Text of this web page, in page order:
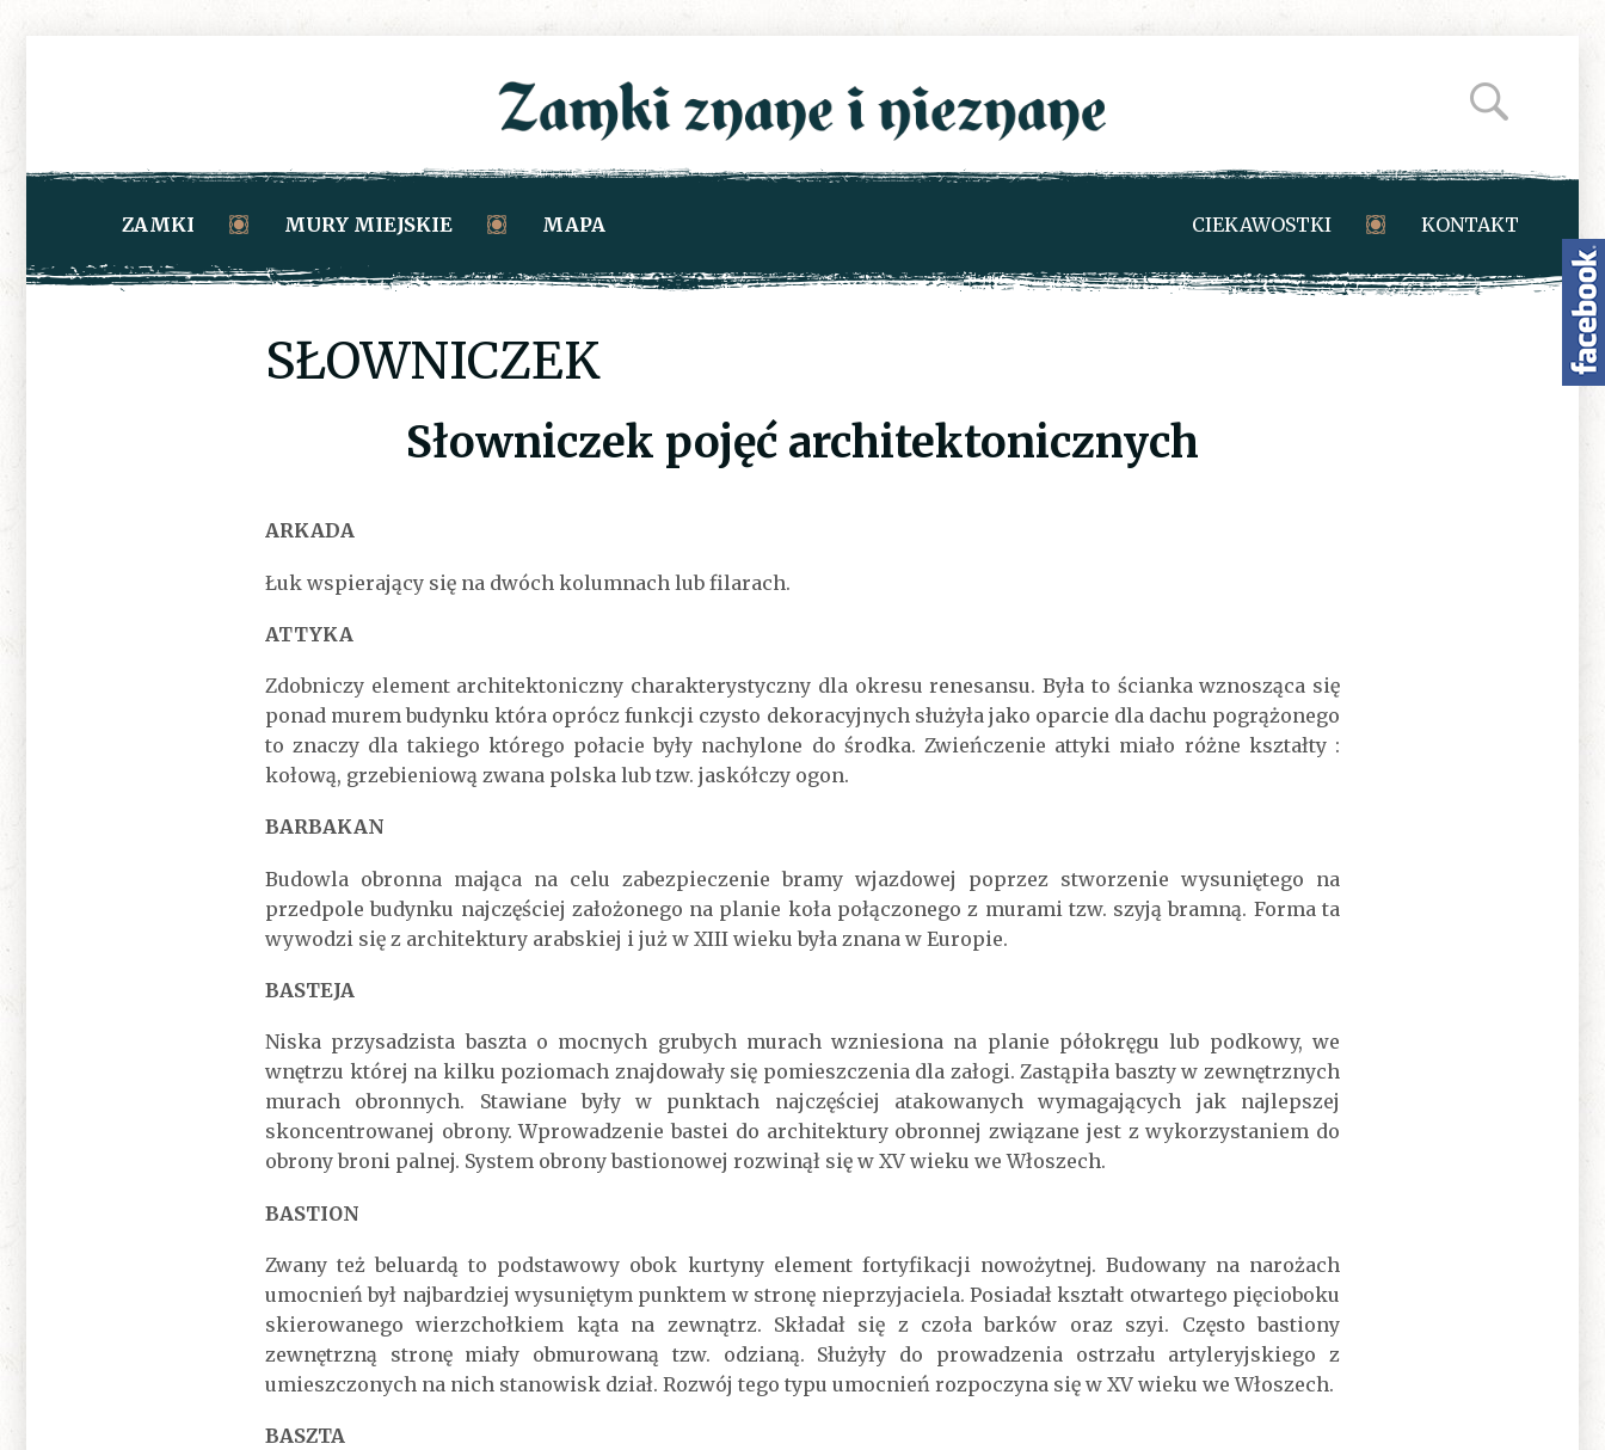
ZAMKI MURY MIEJSKIE MAPA CIEKAWOSTKI KONTAKT
SŁOWNICZEK
Słowniczek pojęć architektonicznych
ARKADA
Łuk wspierający się na dwóch kolumnach lub filarach.
ATTYKA
Zdobniczy element architektoniczny charakterystyczny dla okresu renesansu. Była to ścianka wznosząca się
ponad murem budynku która oprócz funkcji czysto dekoracyjnych służyła jako oparcie dla dachu pogrążonego
to znaczy dla takiego którego połacie były nachylone do środka. Zwieńczenie attyki miało różne kształty :
kołową, grzebieniową zwana polska lub tzw. jaskółczy ogon.
BARBAKAN
Budowla obronna mająca na celu zabezpieczenie bramy wjazdowej poprzez stworzenie wysuniętego na
przedpole budynku najczęściej założonego na planie koła połączonego z murami tzw. szyją bramną. Forma ta
wywodzi się z architektury arabskiej i już w XIII wieku była znana w Europie.
BASTEJA
Niska przysadzista baszta o mocnych grubych murach wzniesiona na planie półokręgu lub podkowy, we
wnętrzu której na kilku poziomach znajdowały się pomieszczenia dla załogi. Zastąpiła baszty w zewnętrznych
murach obronnych. Stawiane były w punktach najczęściej atakowanych wymagających jak najlepszej
skoncentrowanej obrony. Wprowadzenie bastei do architektury obronnej związane jest z wykorzystaniem do
obrony broni palnej. System obrony bastionowej rozwinął się w XV wieku we Włoszech.
BASTION
Zwany też beluardą to podstawowy obok kurtyny element fortyfikacji nowożytnej. Budowany na narożach
umocnień był najbardziej wysuniętym punktem w stronę nieprzyjaciela. Posiadał kształt otwartego pięcioboku
skierowanego wierzchołkiem kąta na zewnątrz. Składał się z czoła barków oraz szyi. Często bastiony
zewnętrzną stronę miały obmurowaną tzw. odzianą. Służyły do prowadzenia ostrzału artyleryjskiego z
umieszczonych na nich stanowisk dział. Rozwój tego typu umocnień rozpoczyna się w XV wieku we Włoszech.
BASZTA